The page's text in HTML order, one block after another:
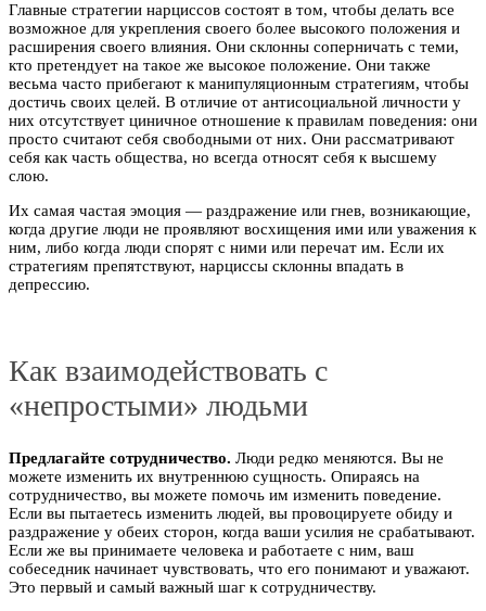
Главные стратегии нарциссов состоят в том, чтобы делать все
возможное для укрепления своего более высокого положения и
расширения своего влияния. Они склонны соперничать с теми,
кто претендует на такое же высокое положение. Они также
весьма часто прибегают к манипуляционным стратегиям, чтобы
достичь своих целей. В отличие от антисоциальной личности у
них отсутствует циничное отношение к правилам поведения: они
просто считают себя свободными от них. Они рассматривают
себя как часть общества, но всегда относят себя к высшему
слою.
Их самая частая эмоция — раздражение или гнев, возникающие,
когда другие люди не проявляют восхищения ими или уважения к
ним, либо когда люди спорят с ними или перечат им. Если их
стратегиям препятствуют, нарциссы склонны впадать в
депрессию.
Как взаимодействовать с
«непростыми» людьми
Предлагайте сотрудничество. Люди редко меняются. Вы не
можете изменить их внутреннюю сущность. Опираясь на
сотрудничество, вы можете помочь им изменить поведение.
Если вы пытаетесь изменить людей, вы провоцируете обиду и
раздражение у обеих сторон, когда ваши усилия не срабатывают.
Если же вы принимаете человека и работаете с ним, ваш
собеседник начинает чувствовать, что его понимают и уважают.
Это первый и самый важный шаг к сотрудничеству.